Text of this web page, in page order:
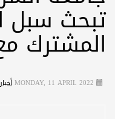
تبحث سبل
المشترك
MONDAY, 11 APRIL 2022